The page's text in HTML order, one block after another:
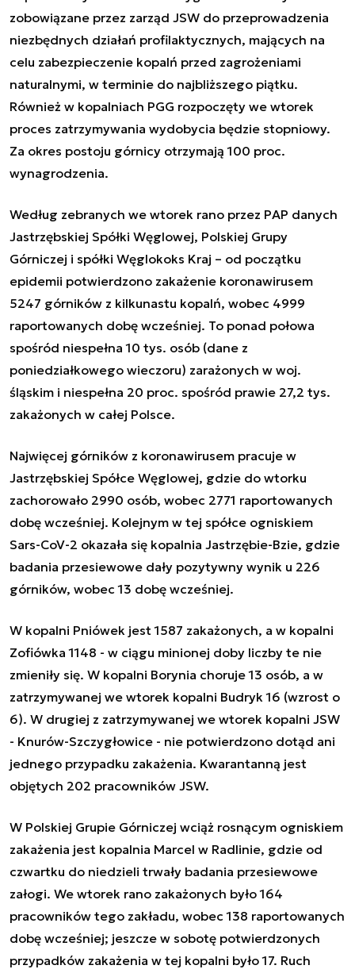
zobowiązane przez zarząd JSW do przeprowadzenia
niezbędnych działań profilaktycznych, mających na
celu zabezpieczenie kopalń przed zagrożeniami
naturalnymi, w terminie do najbliższego piątku.
Również w kopalniach PGG rozpoczęty we wtorek
proces zatrzymywania wydobycia będzie stopniowy.
Za okres postoju górnicy otrzymają 100 proc.
wynagrodzenia.
Według zebranych we wtorek rano przez PAP danych
Jastrzębskiej Spółki Węglowej, Polskiej Grupy
Górniczej i spółki Węglokoks Kraj – od początku
epidemii potwierdzono zakażenie koronawirusem
5247 górników z kilkunastu kopalń, wobec 4999
raportowanych dobę wcześniej. To ponad połowa
spośród niespełna 10 tys. osób (dane z
poniedziałkowego wieczoru) zarażonych w woj.
śląskim i niespełna 20 proc. spośród prawie 27,2 tys.
zakażonych w całej Polsce.
Najwięcej górników z koronawirusem pracuje w
Jastrzębskiej Spółce Węglowej, gdzie do wtorku
zachorowało 2990 osób, wobec 2771 raportowanych
dobę wcześniej. Kolejnym w tej spółce ogniskiem
Sars-CoV-2 okazała się kopalnia Jastrzębie-Bzie, gdzie
badania przesiewowe dały pozytywny wynik u 226
górników, wobec 13 dobę wcześniej.
W kopalni Pniówek jest 1587 zakażonych, a w kopalni
Zofiówka 1148 - w ciągu minionej doby liczby te nie
zmieniły się. W kopalni Borynia choruje 13 osób, a w
zatrzymywanej we wtorek kopalni Budryk 16 (wzrost o
6). W drugiej z zatrzymywanej we wtorek kopalni JSW
- Knurów-Szczygłowice - nie potwierdzono dotąd ani
jednego przypadku zakażenia. Kwarantanną jest
objętych 202 pracowników JSW.
W Polskiej Grupie Górniczej wciąż rosnącym ogniskiem
zakażenia jest kopalnia Marcel w Radlinie, gdzie od
czwartku do niedzieli trwały badania przesiewowe
załogi. We wtorek rano zakażonych było 164
pracowników tego zakładu, wobec 138 raportowanych
dobę wcześniej; jeszcze w sobotę potwierdzonych
przypadków zakażenia w tej kopalni było 17. Ruch